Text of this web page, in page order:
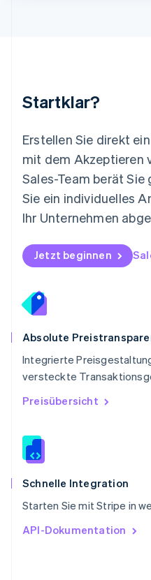
Startklar?
Erstellen Sie direkt
mit dem Akzeptieren
Sales-Team berät
Sie ein individuelles
Ihr Unternehmen
Jetzt beginnen
Absolute
Integrierte
versteckte
Preisübersicht
Schnelle Integration
Starten Sie mit Stripe in
API-Dokumentation
Nederlands English
Norwegen
Österreich
Polen
English
Portugal
Português English
Rumänien
Schweden
Svenska English
Deutsch
Singapur
English
Slowakei
Slowenien
EnglishItaliano
Spanien
Thailand
ไทยEnglish
English
English